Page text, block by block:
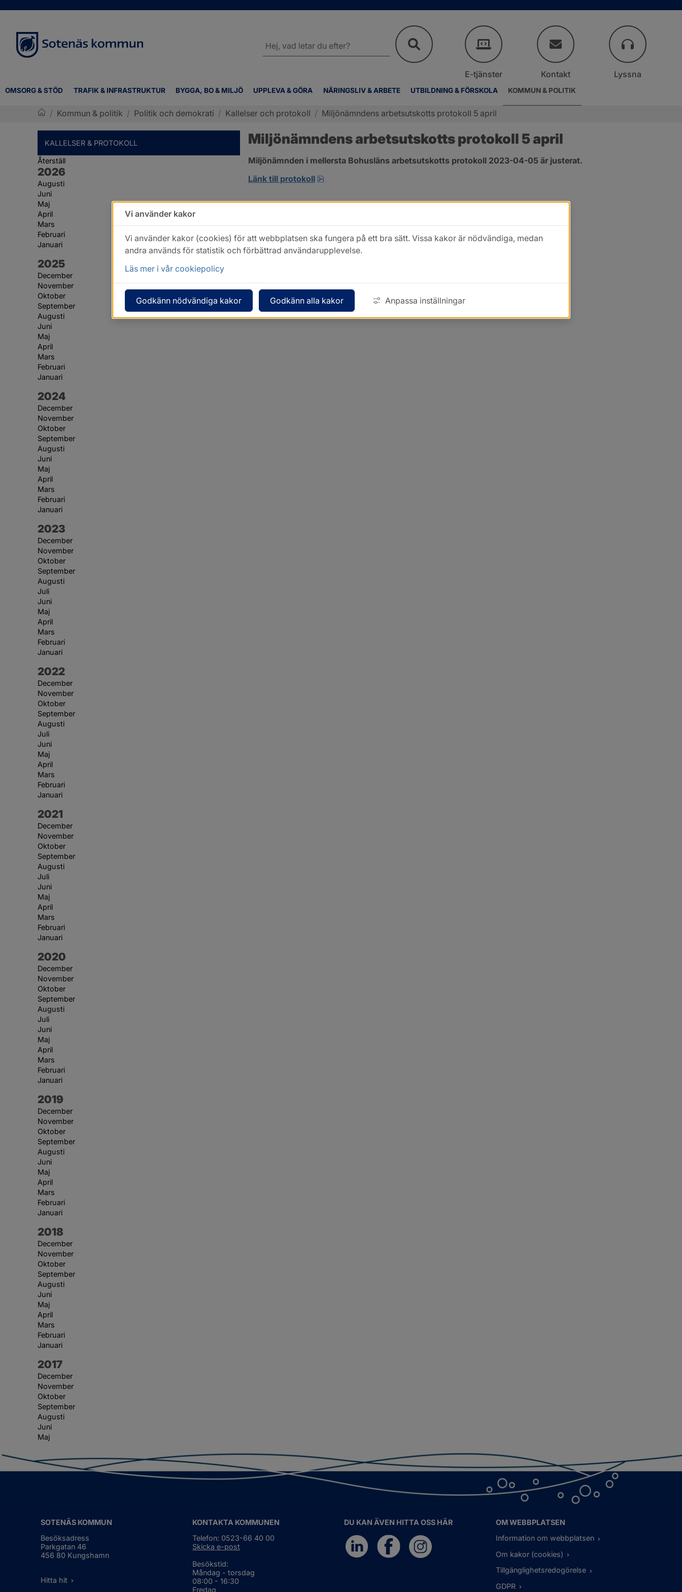
OMSORG & STÖD TRAFIK & INFRASTRUKTUR BYGGA, BO & MILJÖ UPPLEVA & GÖRA NÄRINGSLIV & ARBETE UTBILDNING & FÖRSKOLA KOMMUN & POLITIK
webbplatsen
E-tjänster Kontakt Lyssna
/ Kommun & politik / Politik och demokrati / Kallelser och protokoll / Miljönämndens arbetsutskotts protokoll 5 april
KALLELSER & PROTOKOLL
Återställ
År:
2026
Augusti
Juni
Maj
April
Mars
Februari
Januari
År:
2025
December
November
Oktober
September
Augusti
Juni
Maj
April
Mars
Februari
Januari
År:
2024
December
November
Oktober
September
Augusti
Juni
Maj
April
Mars
Februari
Januari
År:
2023
December
November
Oktober
September
Augusti
Juli
Juni
Maj
April
Mars
Februari
Januari
År:
2022
December
November
Oktober
September
Augusti
Juli
Juni
Maj
April
Mars
Februari
Januari
År:
2021
December
November
Oktober
September
Augusti
Juli
Juni
Maj
April
Mars
Februari
Januari
År:
2020
December
November
Oktober
September
Augusti
Juli
Juni
Maj
April
Mars
Februari
Januari
År:
2019
December
November
Oktober
September
Augusti
Juni
Maj
April
Mars
Februari
Januari
År:
2018
December
November
Oktober
September
Augusti
Juni
Maj
April
Mars
Februari
Januari
År:
2017
December
November
Oktober
September
Augusti
Juni
Maj
Miljönämndens arbetsutskotts protokoll 5 april
Miljönämnden i mellersta Bohusläns arbetsutskotts protokoll 2023-04-05 är justerat.
Länk till protokoll
pdf, 257.8 kB, öppnas i nytt fönster.
SOTENÄS KOMMUN
Besöksadress
Parkgatan 46
456 80 Kungshamn
Hitta hit
KONTAKTA KOMMUNEN
Telefon: 0523-66 40 00
Skicka e-post
Besökstid:
Måndag - torsdag
08:00 - 16:30
Fredag
DU KAN ÄVEN HITTA OSS HÄR
OM WEBBPLATSEN
Information om webbplatsen
Om kakor (cookies)
Tillgänglighetsredogörelse
GDPR
Vi använder kakor
Vi använder kakor (cookies) för att webbplatsen ska fungera på ett bra sätt. Vissa kakor är nödvändiga, medan
andra används för statistik och förbättrad användarupplevelse.
Läs mer i vår cookiepolicy
Godkänn nödvändiga kakor Godkänn alla kakor Anpassa inställningar